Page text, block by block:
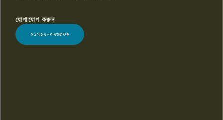
LOGO
যোগাযোগ করুন
০১৭১২-০২৬৫৩৯